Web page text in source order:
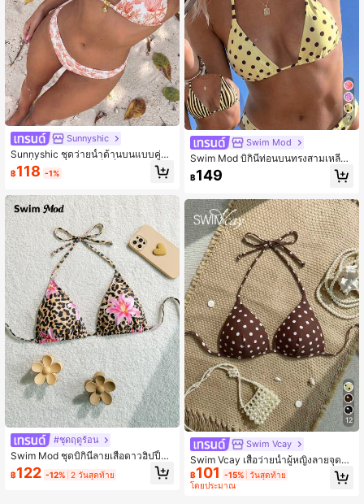
Sunnyshic
Sunnyshic ชุดว่ายน้ำด้านบนแบบคู่สา
มเหลี่ยมร้อน หน้าอกเซ็กซี่ ตกแต่งด้วยเ
ปลือกหอยสีทอง มีลายพิมพ์แบบสุ่ม ผ้าใ
฿118 -1%
#ชุดฤดูร้อน
Swim Mod ชุดบิกินีลายเสือดาวฮิปปี้สำ
หรับผู้หญิง
฿122 -12% 2 วันสุดท้าย
7
Swim Mod
Swim Mod บิกินี่ท่อนบนทรงสามเหลี่ยม
ผู้หญิง สายคล้องไหล่ เปิดหลัง ลายดอกไ
ม้เล็กน่ารัก
฿149
12
Swim Vcay
Swim Vcay เสื้อว่ายน้ำผู้หญิงลายจุด
ลำลองสำหรับวันหยุด
฿101 -15% วันสุดท้าย
โดยประมาณ